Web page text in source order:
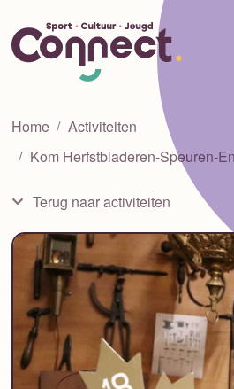
Ga
Home
Activiteiten
Kom Herfstbladeren-Speuren-
Terug naar activiteiten